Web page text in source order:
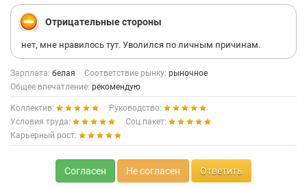
Отрицательные стороны
нет, мне нравилось тут. Уволился по личным причинам.
Зарплата: белая Соответствие рынку: рыночное
Общее впечатление: рекомендую
Коллектив:
Руководство:
Условия труда:
Соц.пакет:
Карьерный рост:
Согласен Не согласен Ответить